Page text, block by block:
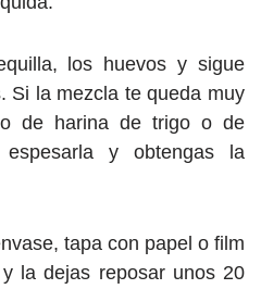
los huevos y sigue
Si la mezcla te queda muy
de harina de trigo o de
y obtengas la
tapa con papel o film
la dejas reposar unos 20